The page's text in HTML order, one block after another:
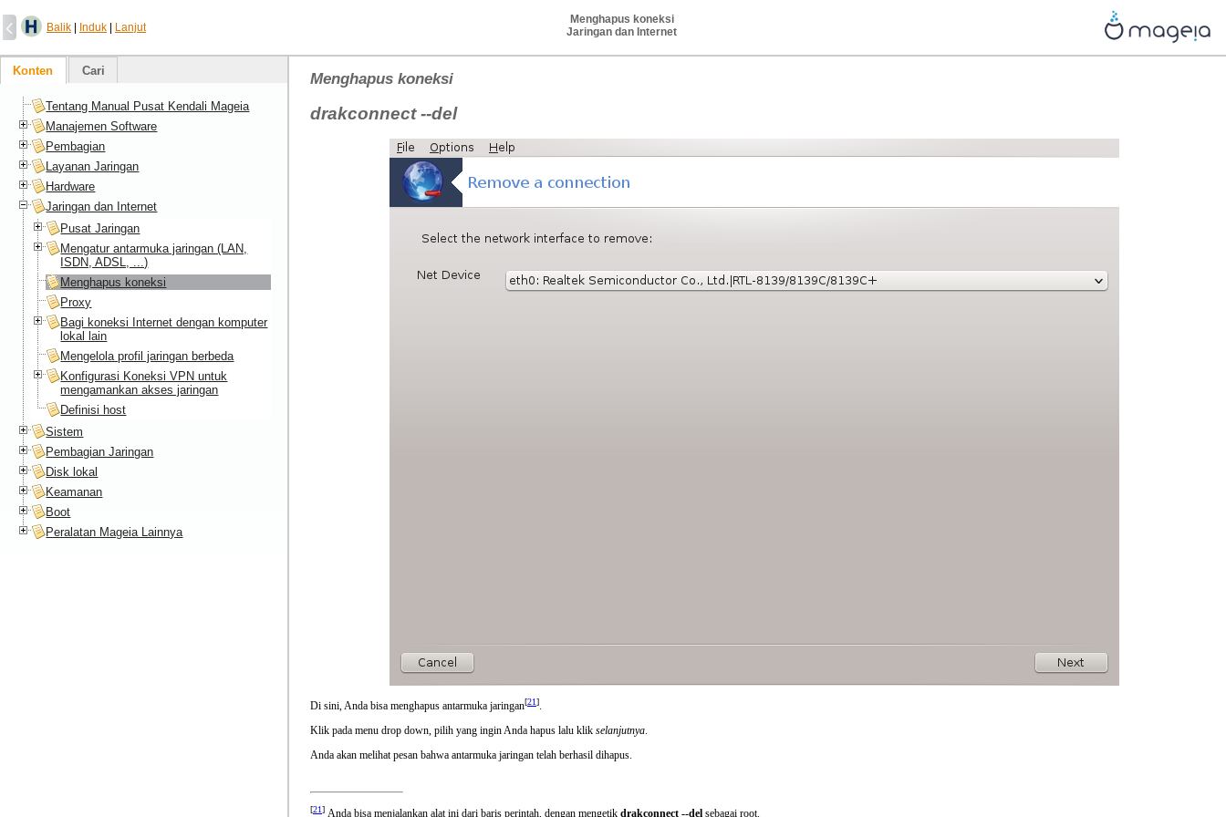
Balik Induk Lanjut
Menghapus koneksi
Jaringan dan Internet
Menghapus koneksi
drakconnect --del
Di sini, Anda bisa menghapus antarmuka jaringan[21]
Klik pada menu drop down, pilih yang ingin Anda hapus lalu klik selanjutnya
Anda akan melihat pesan bahwa antarmuka jaringan telah berhasil dihapus.
[21] Anda bisa menjalankan alat ini dari baris perintah, dengan mengetik drakconnect --del sebagai root.
Konten Cari
Tentang Manual Pusat Kendali Mageia
Manajemen Software
Pembagian
Layanan Jaringan
Hardware
Jaringan dan Internet
Pusat Jaringan
Mengatur antarmuka jaringan (LAN,
ISDN, ADSL, ...)
Menghapus koneksi
Proxy
Bagi koneksi Internet dengan komputer
lokal lain
Mengelola profil jaringan berbeda
Konfigurasi Koneksi VPN untuk
mengamankan akses jaringan
Definisi host
Sistem
Pembagian Jaringan
Disk lokal
Keamanan
Boot
Peralatan Mageia Lainnya